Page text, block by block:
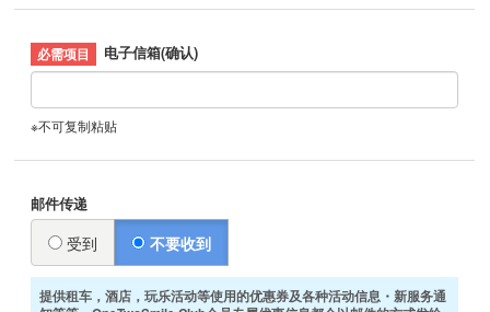
电子信箱(确认)
※不可复制粘贴
邮件传递
受到 不要收到
提供租车，酒店，玩乐活动等使用的优惠券及各种活动信息・新服务通